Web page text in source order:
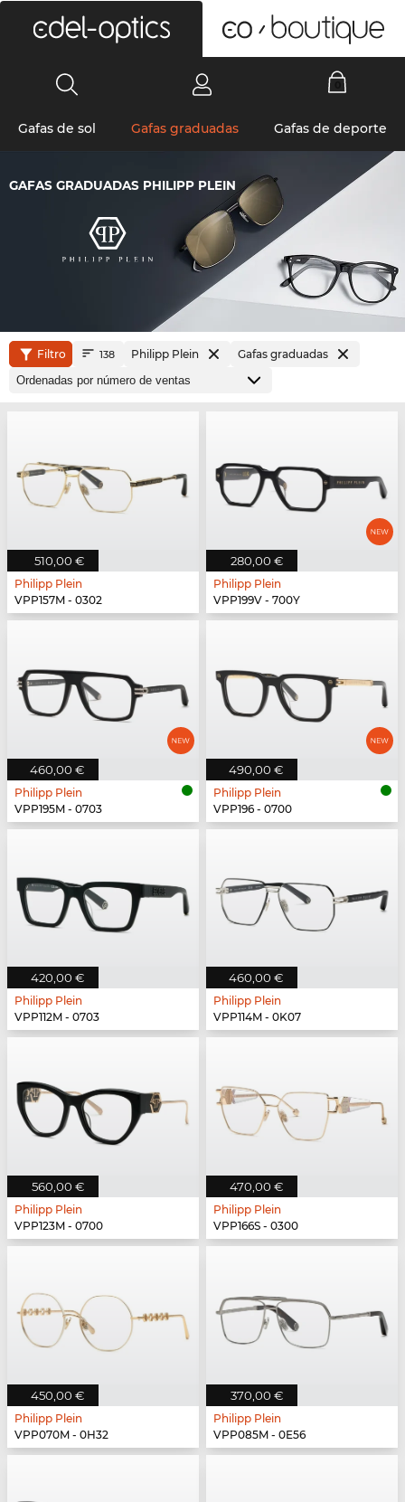
Gafas de sol Gafas graduadas Gafas de deporte
GAFAS GRADUADAS PHILIPP PLEIN
Filtro 138 Philipp Plein Gafas graduadas
510,00 €
Philipp Plein
VPP157M - 0302
280,00 €
Philipp Plein
VPP199V - 700Y
460,00 €
Philipp Plein
VPP195M - 0703
490,00 €
Philipp Plein
VPP196 - 0700
420,00 €
Philipp Plein
VPP112M - 0703
460,00 €
Philipp Plein
VPP114M - 0K07
560,00 €
Philipp Plein
VPP123M - 0700
470,00 €
Philipp Plein
VPP166S - 0300
450,00 €
Philipp Plein
VPP070M - 0H32
370,00 €
Philipp Plein
VPP085M - 0E56